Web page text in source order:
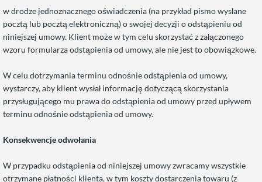
w drodze jednoznacznego oświadczenia (na przykład pismo wysłane
pocztą lub pocztą elektroniczną) o swojej decyzji o odstąpieniu od
niniejszej umowy. Klient może w tym celu skorzystać z załączonego
wzoru formularza odstąpienia od umowy, ale nie jest to obowiązkowe.
W celu dotrzymania terminu odnośnie odstąpienia od umowy,
wystarczy, aby klient wysłał informację dotyczącą skorzystania
przysługującego mu prawa do odstąpienia od umowy przed upływem
terminu odnośnie odstąpienia od umowy.
Konsekwencje odwołania
W przypadku odstąpienia od niniejszej umowy zwracamy wszystkie
otrzymane płatności klienta, w tym koszty dostarczenia towaru (z